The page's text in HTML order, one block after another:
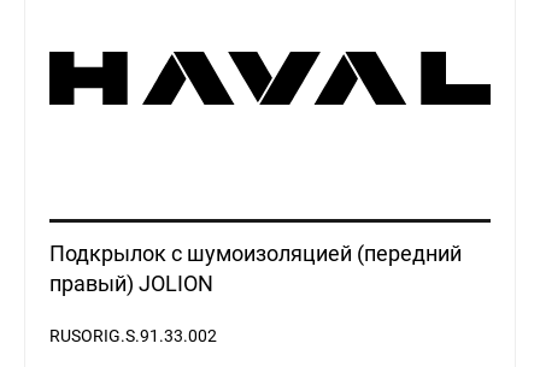
Подкрылок с шумоизоляцией (передний
правый) JOLION
RUSORIG.S.91.33.002